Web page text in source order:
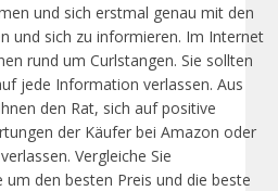
und sich erstmal genau mit den
und sich zu informieren. Im Internet
rund um Curlstangen. Sie sollten
jede Information verlassen. Aus
den Rat, sich auf positive
der Käufer bei Amazon oder
Vergleiche Sie
den besten Preis und die beste